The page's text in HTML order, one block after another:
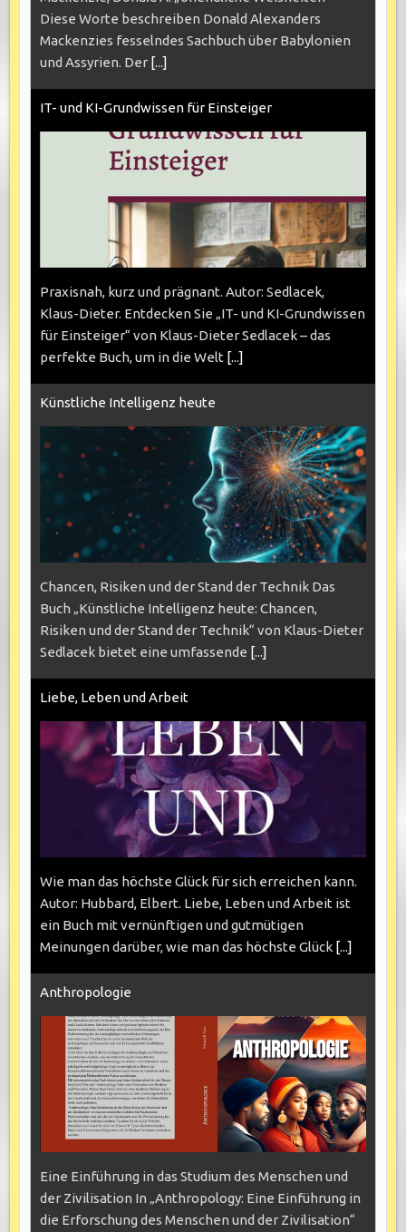
Diese Worte beschreiben Donald Alexanders
Mackenzies fesselndes Sachbuch über Babylonien
und Assyrien. Der [...]
IT- und KI-Grundwissen für Einsteiger
Praxisnah, kurz und prägnant. Autor: Sedlacek,
Klaus-Dieter. Entdecken Sie „IT- und KI-Grundwissen
für Einsteiger“ von Klaus-Dieter Sedlacek – das
perfekte Buch, um in die Welt [...]
Künstliche Intelligenz heute
Chancen, Risiken und der Stand der Technik Das
Buch „Künstliche Intelligenz heute: Chancen,
Risiken und der Stand der Technik“ von Klaus-Dieter
Sedlacek bietet eine umfassende [...]
Liebe, Leben und Arbeit
Wie man das höchste Glück für sich erreichen kann.
Autor: Hubbard, Elbert. Liebe, Leben und Arbeit ist
ein Buch mit vernünftigen und gutmütigen
Meinungen darüber, wie man das höchste Glück [...]
Anthropologie
Eine Einführung in das Studium des Menschen und
der Zivilisation In „Anthropology: Eine Einführung in
die Erforschung des Menschen und der Zivilisation“